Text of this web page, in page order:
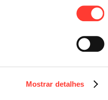
Mostrar detalhes